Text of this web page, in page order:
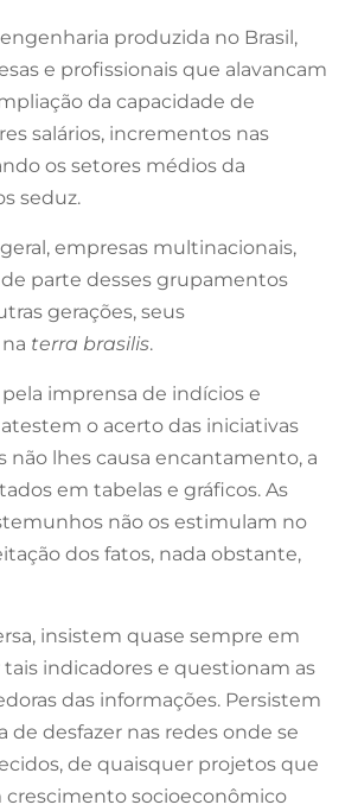
produzida no Brasil,
e profissionais que alavancam
da capacidade de
salários, incrementos nas
os setores médios da
seduz.
empresas multinacionais,
parte desses grupamentos
gerações, seus
terra brasilis.
imprensa de indícios e
o acerto das iniciativas
não lhes causa encantamento, a
em tabelas e gráficos. As
não os estimulam no
dos fatos, nada obstante,
insistem quase sempre em
indicadores e questionam as
das informações. Persistem
de desfazer nas redes onde se
de quaisquer projetos que
socioeconômico